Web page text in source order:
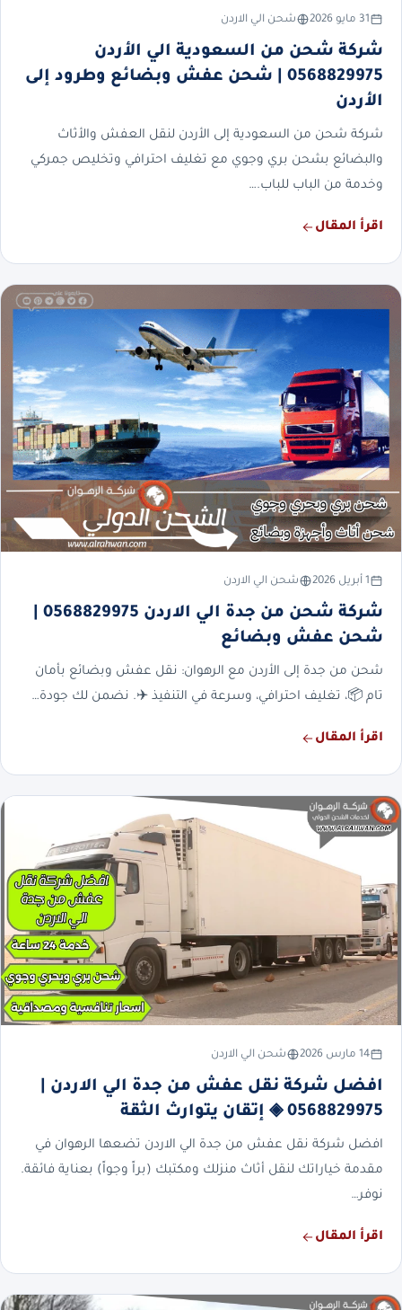
31 مايو 2026 شحن الي الاردن
شركة شحن من السعودية الي الأردن
0568829975 | شحن عفش وبضائع وطرود إلى
الأردن
شركة شحن من السعودية إلى الأردن لنقل العفش والأثاث
والبضائع بشحن بري وجوي مع تغليف احترافي وتخليص جمركي
وخدمة من الباب للباب.…
اقرأ المقال
1 أبريل 2026 شحن الي الاردن
شحن عفش وبضائع
شحن من جدة إلى الأردن مع الرهوان: نقل عفش وبضائع بأمان
تام 📦، تغليف احترافي، وسرعة في التنفيذ ✈️. نضمن لك جودة…
اقرأ المقال
14 مارس 2026 شحن الي الاردن
افضل شركة نقل عفش من جدة الي الاردن |
0568829975 ◈ إتقان يتوارث الثقة
افضل شركة نقل عفش من جدة الي الاردن تضعها الرهوان في
مقدمة خياراتك لنقل أثاث منزلك ومكتبك (براً وجواً) بعناية فائقة.
نوفر…
اقرأ المقال